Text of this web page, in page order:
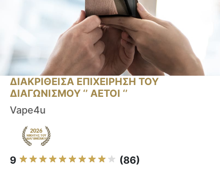
ΔΙΑΚΡΙΘΕΙΣΑ ΕΠΙΧΕΙΡΗΣΗ ΤΟΥ
ΔΙΑΓΩΝΙΣΜΟΥ ‘’ ΑΕΤΟΙ ‘’
Vape4u
9 (86)